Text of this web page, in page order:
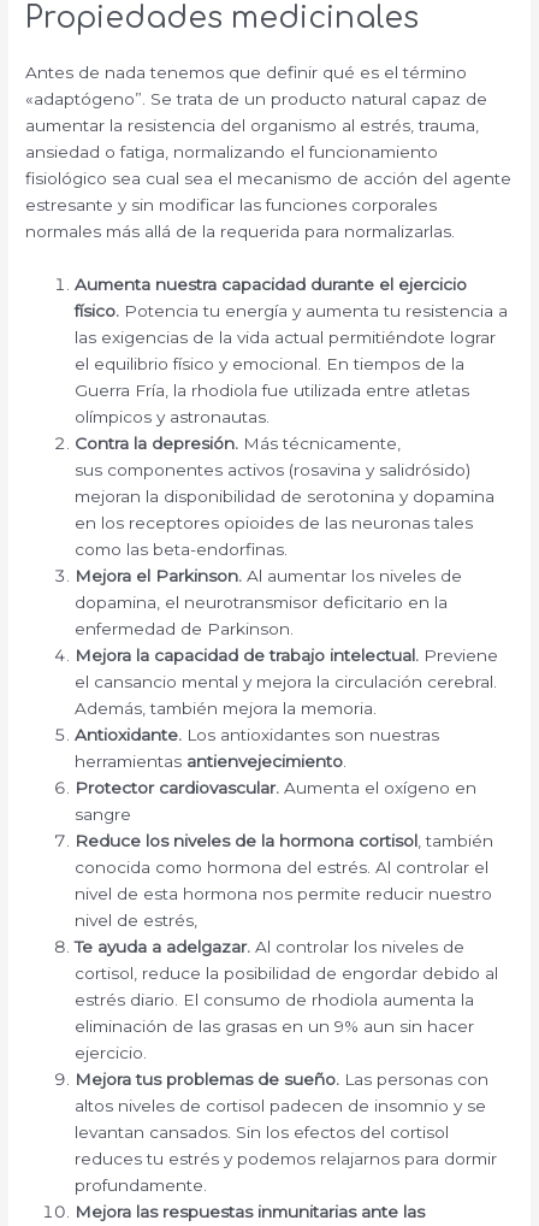
Propiedades medicinales
Antes de nada tenemos que definir qué es el término
«adaptógeno”. Se trata de un producto natural capaz de
aumentar la resistencia del organismo al estrés, trauma,
ansiedad o fatiga, normalizando el funcionamiento
fisiológico sea cual sea el mecanismo de acción del agente
estresante y sin modificar las funciones corporales
normales más allá de la requerida para normalizarlas.
Aumenta nuestra capacidad durante el ejercicio
físico. Potencia tu energía y aumenta tu resistencia a
las exigencias de la vida actual permitiéndote lograr
el equilibrio físico y emocional. En tiempos de la
Guerra Fría, la rhodiola fue utilizada entre atletas
olímpicos y astronautas.
Contra la depresión. Más técnicamente,
sus componentes activos (rosavina y salidrósido)
mejoran la disponibilidad de serotonina y dopamina
en los receptores opioides de las neuronas tales
como las beta-endorfinas.
Mejora el Parkinson. Al aumentar los niveles de
dopamina, el neurotransmisor deficitario en la
enfermedad de Parkinson.
Mejora la capacidad de trabajo intelectual. Previene
el cansancio mental y mejora la circulación cerebral.
Además, también mejora la memoria.
Antioxidante. Los antioxidantes son nuestras
herramientas antienvejecimiento
Protector cardiovascular. Aumenta el oxígeno en
sangre
Reduce los niveles de la hormona cortisol , también
conocida como hormona del estrés. Al controlar el
nivel de esta hormona nos permite reducir nuestro
nivel de estrés,
Te ayuda a adelgazar. Al controlar los niveles de
cortisol, reduce la posibilidad de engordar debido al
estrés diario. El consumo de rhodiola aumenta la
eliminación de las grasas en un 9% aun sin hacer
ejercicio.
Mejora tus problemas de sueño. Las personas con
altos niveles de cortisol padecen de insomnio y se
levantan cansados Sin los efectos del cortisol
reduces tu estrés y podemos relajarnos para dormir
profundamente.
Mejora las respuestas inmunitarias ante las